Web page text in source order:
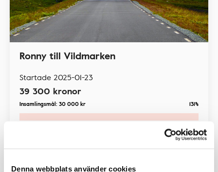
Denna webbplats använder cookies
Ronny till Vildmarken
Startade 2025-01-23
39 300 kronor
Insamlingsmål: 30 000kr 131%